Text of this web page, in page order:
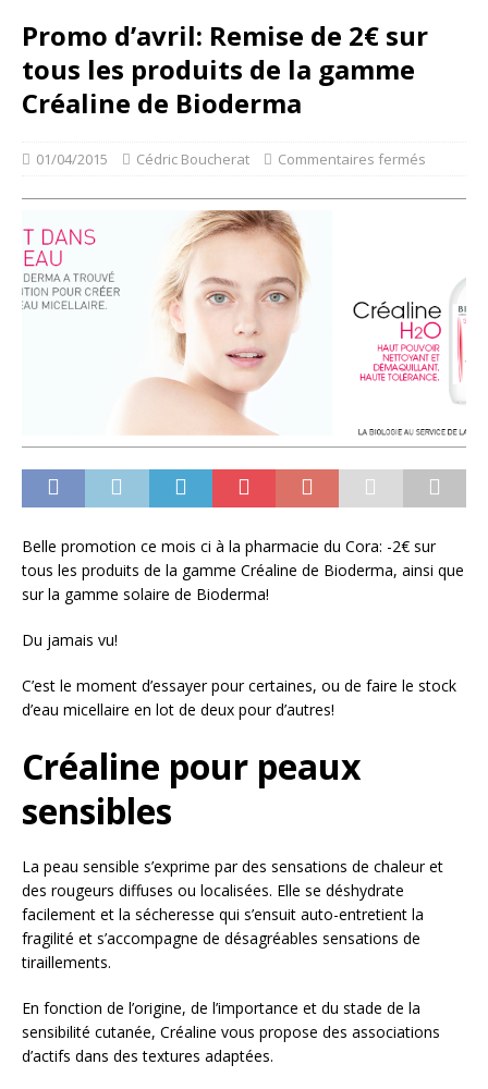
Promo d’avril: Remise de 2€ sur
tous les produits de la gamme
Créaline de Bioderma
01/04/2015 Cédric Boucherat Commentaires fermés
Belle promotion ce mois ci à la pharmacie du Cora: -2€ sur
tous les produits de la gamme Créaline de Bioderma, ainsi que
sur la gamme solaire de Bioderma!
Du jamais vu!
C’est le moment d’essayer pour certaines, ou de faire le stock
d’eau micellaire en lot de deux pour d’autres!
Créaline pour peaux
sensibles
La peau sensible s’exprime par des sensations de chaleur et
des rougeurs diffuses ou localisées. Elle se déshydrate
facilement et la sécheresse qui s’ensuit auto-entretient la
fragilité et s’accompagne de désagréables sensations de
tiraillements.
En fonction de l’origine, de l’importance et du stade de la
sensibilité cutanée, Créaline vous propose des associations
d’actifs dans des textures adaptées.